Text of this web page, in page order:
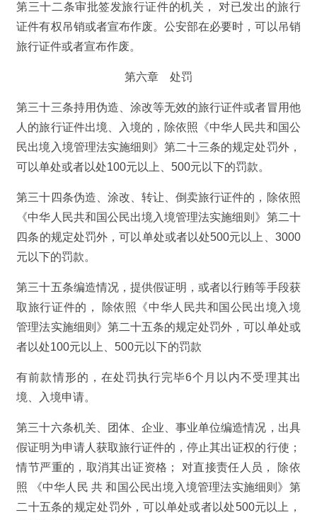
第三十二条审批签发旅行证件的机关， 对已发出的旅行
证件有权吊销或者宣布作废。公安部在必要时，可以吊销
旅行证件或者宣布作废。
第六章 处罚
第三十三条持用伪造、涂改等无效的旅行证件或者冒用他
人的旅行证件出境、入境的，除依照《中华人民共和国公
民出境入境管理法实施细则》第二十三条的规定处罚外，
可以单处或者以处100元以上、500元以下的罚款。
第三十四条伪造、涂改、转让、倒卖旅行证件的，除依照
《中华人民共和国公民出境入境管理法实施细则》第二十
四条的规定处罚外，可以单处或者以处500元以上、3000
元以下的罚款。
第三十五条编造情况，提供假证明，或者以行贿等手段获
取旅行证件的， 除依照《中华人民共和国公民出境入境
管理法实施细则》第二十五条的规定处罚外，可以单处或
者以处100元以上、500元以下的罚款
有前款情形的，在处罚执行完毕6个月以内不受理其出
境、入境申请。
第三十六条机关、团体、企业、事业单位编造情况，出具
假证明为申请人获取旅行证件的，停止其出证权的行使；
情节严重的，取消其出证资格； 对直接责任人员， 除依
照 《中华人民 共 和国公民出境入境管理法实施细则》第
二十五条的规定处罚外，可以单处或者以处500元以上，